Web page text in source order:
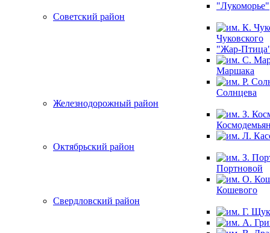
"Лукоморье"
Советский район
Чуковского
"Жар-
Маршака
Солнцева
Железнодорожный район
Октябрьский район
Портновой
Кошевого
Свердловский район